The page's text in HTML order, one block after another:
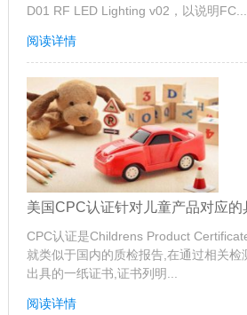
D01 RF LED Lighting v02，以说明FC...
阅读详情
美国CPC认证针对儿童产品对应
CPC认证是Childrens Product
就类似于国内的质检报告,在通过相关检
出具的一纸证书,证书列明...
阅读详情